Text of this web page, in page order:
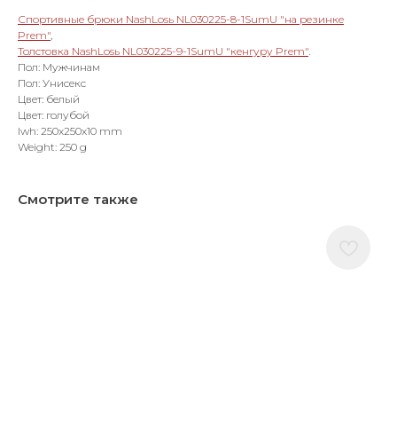
Спортивные брюки NashLosь NL030225-8-1SumU "на резинке
Prem"
Толстовка NashLosь NL030225-9-1SumU "кенгуру Prem"
Пол: Мужчинам
Пол: Унисекс
Цвет: белый
Цвет: голубой
lwh: 250x250x10 mm
Weight: 250 g
Смотрите также